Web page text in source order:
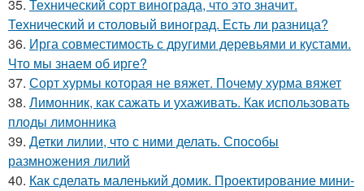
35. Технический сорт винограда, что это значит.
Технический и столовый виноград. Есть ли разница?
36. Ирга совместимость с другими деревьями и кустами.
Что мы знаем об ирге?
37. Сорт хурмы которая не вяжет. Почему хурма вяжет
38. Лимонник, как сажать и ухаживать. Как использовать
плоды лимонника
39. Детки лилии, что с ними делать. Способы
размножения лилий
40. Как сделать маленький домик. Проектирование мини-